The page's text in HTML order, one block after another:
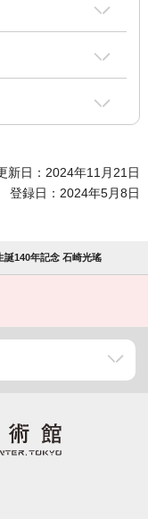
新日：2024年11月21日
登録日：2024年5月8日
誕140年記念 石崎光瑤